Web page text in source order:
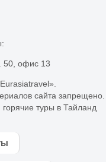
50, офис 13
сайта запрещено.
горячие туры в Тайланд